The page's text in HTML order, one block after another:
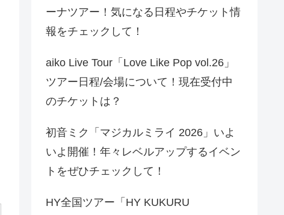
ーナツアー！気になる日程やチケット情
報をチェックして！
aiko Live Tour「Love Like Pop vol.26」
ツアー日程/会場について！現在受付中
のチケットは？
初音ミク「マジカルミライ 2026」いよ
いよ開催！年々レベルアップするイベン
トをぜひチェックして！
HY全国ツアー「HY KUKURU